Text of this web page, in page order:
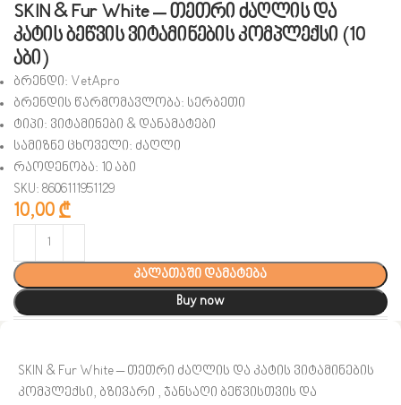
SKIN & Fur White – თეთრი ძაღლის და
კატის ბეწვის ვიტამინების კომპლექსი (10
აბი)
ბრენდი: VetApro
ბრენდის წარმომავლობა: სერბეთი
ტიპი: ვიტამინები & დანამატები
სამიზნე ცხოველი: ძაღლი
რაოდენობა: 10 აბი
SKU: 8606111951129
10,00 ₾
კალათაში დამატება
Buy now
SKIN & Fur White – თეთრი ძაღლის და კატის ვიტამინების
კომპლექსი, ბზივარი , ჯანსაღი ბეწვისთვის და